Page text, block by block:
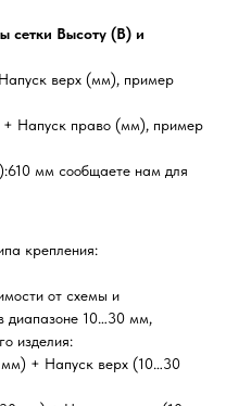
сетки Высоту (В) и
верх (мм), пример
Напуск право (мм), пример
мм сообщаете нам для
крепления:
от схемы и
диапазоне 10…30 мм,
изделия:
+ Напуск верх (10…30